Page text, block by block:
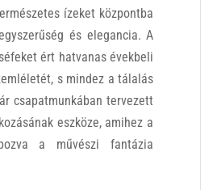
ízeket központba
és elegancia. A
ért hatvanas évekbeli
s mindez a tálalás
csapatmunkában tervezett
eszköze, amihez a
a művészi fantázia